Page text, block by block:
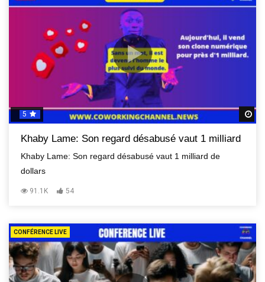
5
Khaby Lame: Son regard désabusé vaut 1 milliard
Khaby Lame: Son regard désabusé vaut 1 milliard de
dollars
91.1K 54
CONFÉRENCE LIVE